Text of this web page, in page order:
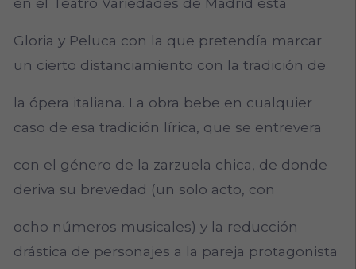
Gloria y Peluca con la que pretendía marcar
un cierto distanciamiento con la tradición de
la ópera italiana. La obra bebe en cualquier
caso de esa tradición lírica, que se entrevera
con el género de la zarzuela chica, de donde
deriva su brevedad (un solo acto, con
ocho números musicales) y la reducción
drástica de personajes a la pareja protagonista